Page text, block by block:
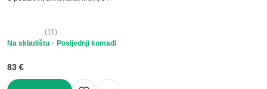
(11)
Na skladištu
Posljednji komadi
83 €